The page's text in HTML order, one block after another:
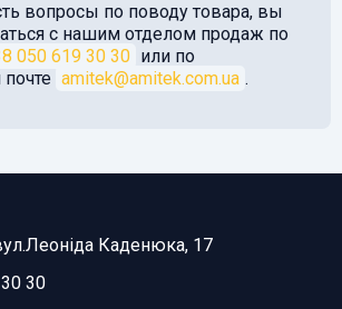
вопросы по поводу товара, вы
с нашим отделом продаж по
050 619 30 30 или по
amitek@amitek.com.ua .
Каденюка, 17
30